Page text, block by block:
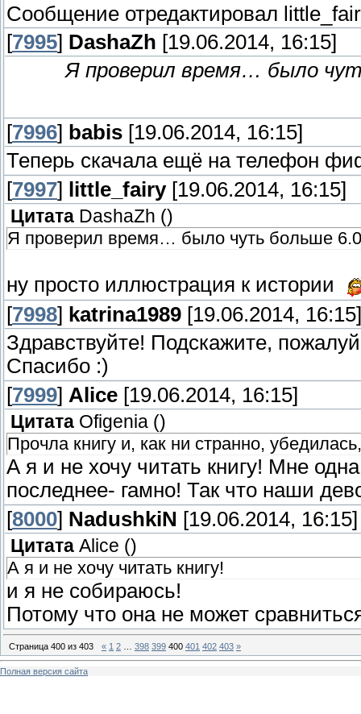
Сообщение отредактировал
[7995] DashaZh [19.06.2014, 16:15]
Я проверил время… было
[7996] babis [19.06.2014, 16:15]
Теперь скачала ещё на телефон
[7997] little_fairy[19.06.2014, 16:15]
Цитата DashaZh ()
Я проверил время… было чуть больше
ну просто иллюстрация к истории
[7998] katrina1989 [19.06.2014, 16:15]
Здравствуйте! Подскажите,
Спасибо :)
[7999] Alice [19.06.2014, 16:15]
Цитата Ofigenia ()
Прочла книгу и, как ни странно,
А я и не хочу читать книгу! Мне
последнее- гамно! Так что наши
[8000] NadushkiN [19.06.2014, 16:15]
Цитата Alice ()
А я и не хочу читать книгу!
и я не собираюсь!
Потому что она не может
Страница 400 из 403 « 1 2 398 399 400 401 402 403 »
Полная версия сайта